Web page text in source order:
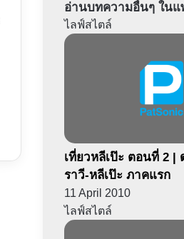
อ่านบทความอื่นๆ ใน
ไลฟ์สไตล์
เที่ยวหลีเป๊ะ ตอนที่ 2 |
ราวี-หลีเป๊ะ ภาคแรก
11 April 2010
ไลฟ์สไตล์